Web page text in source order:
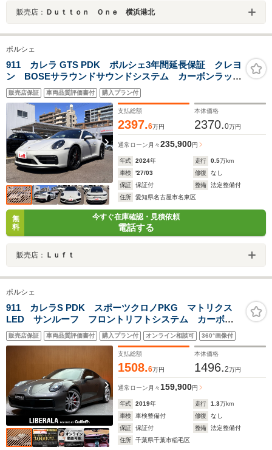
販売店： Ｄｕｔｔｏｎ Ｏｎｅ 横浜港北
ポルシェ
911 カレラ GTS PDK ポルシェ3年間延長保証 クレヨ
ン BOSEサラウンドサウンドシステム カーボンラッピ
ングルーフ プライバシーガラス ライトデザインパッ
ケージ パワーステアリングプラス
販売店保証 車両品質評価書付 購入プラン付
支払総額
2397.6万円
本体価格
2370.0万円
通常ローン 月々235,900円
年式 2024年 走行 0.5万km
車検
'27/03 修復
なし
保証
保証付 整備
法定整備付
住所
愛知県名古屋市名東区
無
料
今すぐ在庫確認・見積依頼
電話する
販売店： Ｌｕｆｔ
ポルシェ
911 カレラS PDK スポーツクロノPKG マトリクス
LED サンルーフ フロントリフトシステム カーボン
インテリアPKG レザーインテリア 純正20インチAW
PASM エントリー&ドライブ 純正ナビ 360°カメラ
販売店保証 車両品質評価書付 購入プラン付 オンライン相談可 360°画像付
支払総額
1508.6万円
本体価格
1496.2万円
通常ローン 月々 159,900円
年式 2019年 走行 1.3万km
車検
車検整備付 修復
なし
保証
保証付 整備
法定整備付
住所
千葉県千葉市稲毛区